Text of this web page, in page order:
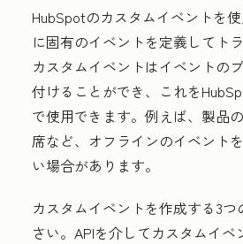
HubSpotのカスタムイベントを
に固有のイベントを定義してト
カスタムイベントはイベントの
付けることができ、これを
で使用できます。例えば、製品
席など、オフラインのイベント
い場合があります。
カスタムイベントを作成する3
さい。APIを介してカスタムイベ